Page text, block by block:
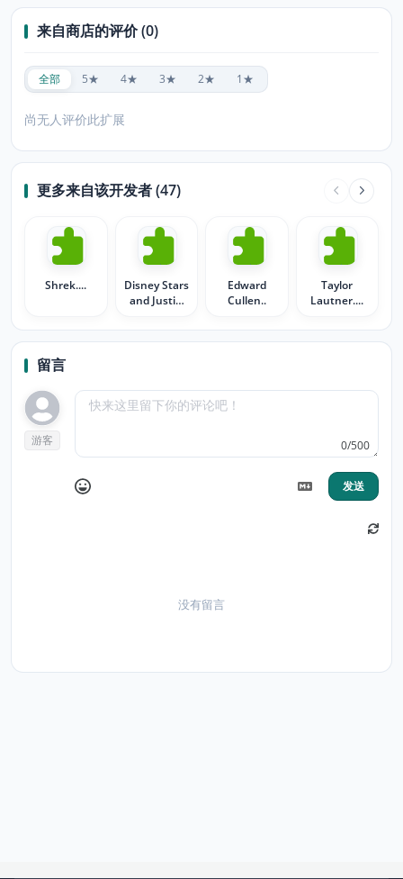
来自商店的评价 (0)
全部 5★ 4★ 3★ 2★ 1★
尚无人评价此扩展
更多来自该开发者 (47)
Shrek....
Disney Stars
and Justin
Edward
Cullen..
Taylor
Lautner....
留言
游客 0/500
发送
没有留言